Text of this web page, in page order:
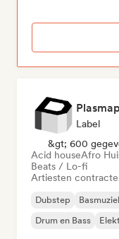
Label
&gt; 600
Acid houseAfro
Beats / Lo-fi
Artiesten
Dubstep
Drum en Bass